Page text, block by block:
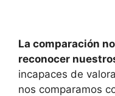
La comparación
reconocer
incapaces de
nos comparamos